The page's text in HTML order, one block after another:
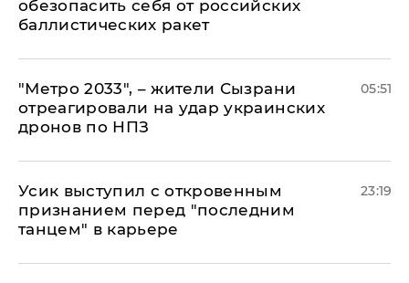
обезопасить себя от российских
баллистических ракет
"Метро 2033", – жители Сызрани
отреагировали на удар украинских
дронов по НПЗ
05:51
Усик выступил с откровенным
признанием перед "последним
танцем" в карьере
23:19